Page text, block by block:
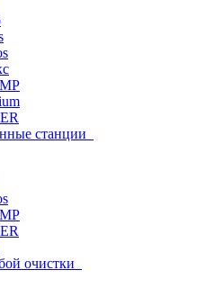
станции
очистки